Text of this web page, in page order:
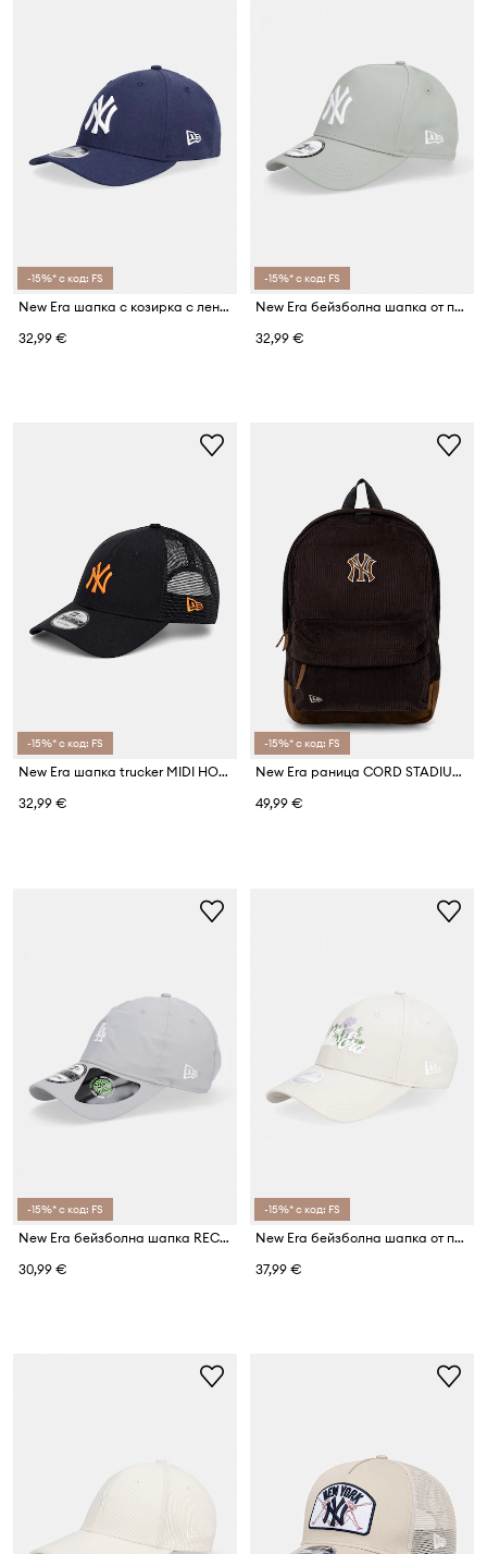
-15%* с код: FS
New Era шапка с козирка с лен LINEN 940 MC NYY
32,99 €
-15%* с код: FS
New Era бейзболна шапка от памук LE EFRAME NYY
32,99 €
-15%* с код: FS
New Era шапка trucker MIDI HOMEFIELD 940 NYY
32,99 €
-15%* с код: FS
New Era раница CORD STADIUM NYY
49,99 €
-15%* с код: FS
New Era бейзболна шапка RECYCLED MINI 920 LA DODGERS
30,99 €
-15%* с код: FS
New Era бейзболна шапка от памук BEADED 940 NEWERA
37,99 €